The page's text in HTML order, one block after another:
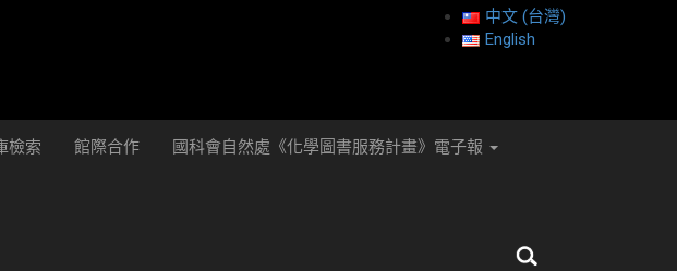
中文 (台灣)
English
檢索 館際合作 國科會自然處《化學圖書服務計畫》電子報